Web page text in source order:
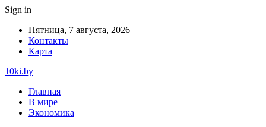
Sign in
Пятница, 7 августа, 2026
Контакты
Карта
10ki.by
Главная
В мире
Экономика